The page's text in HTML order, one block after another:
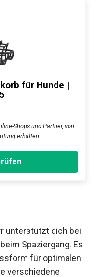
für Hunde |
Shops und Partner, von
erhalten.
unterstützt dich bei
Spaziergang. Es
für optimalen
verschiedene